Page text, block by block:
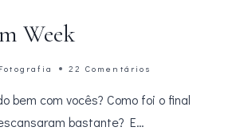
Week
Fotografia 22 Comentários
bem com vocês? Como foi o final
bastante? E…